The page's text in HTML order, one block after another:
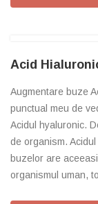
Acid
Augmentare buze
punctual meu de
Acidul hyaluronic.
de organism.
buzelor are
organismul uman,